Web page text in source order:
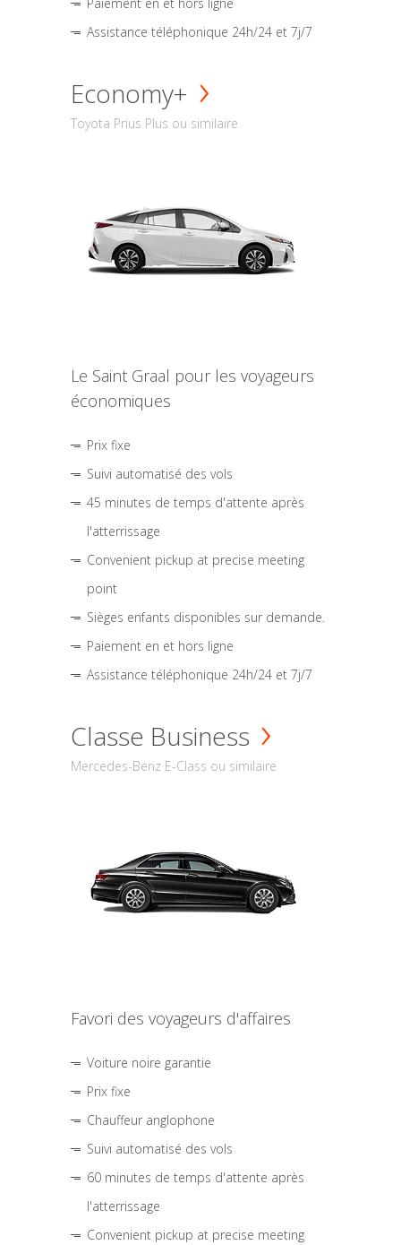
Assistance téléphonique 24h/24 et 7j/7
Economy+
Toyota Prius Plus ou similaire
Le Saint Graal pour les voyageurs
économiques
Prix fixe
Suivi automatisé des vols
45 minutes de temps d'attente après
l'atterrissage
Convenient pickup at precise meeting
point
Sièges enfants disponibles sur demande.
Paiement en et hors ligne
Assistance téléphonique 24h/24 et 7j/7
Classe Business
Mercedes-Benz E-Class ou similaire
Favori des voyageurs d'affaires
Voiture noire garantie
Prix fixe
Chauffeur anglophone
Suivi automatisé des vols
60 minutes de temps d'attente après
l'atterrissage
Convenient pickup at precise meeting